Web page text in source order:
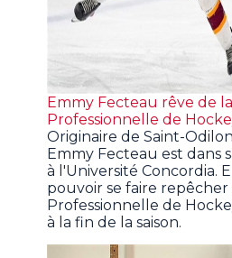
Emmy Fecteau rêve de
Professionnelle de
Originaire de Saint-
Emmy Fecteau est dans
à l'Université Concordia.
pouvoir se faire repêcher
Professionnelle de
à la fin de la saison.